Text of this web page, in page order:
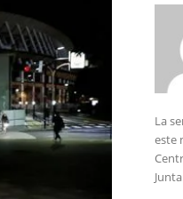
La
este